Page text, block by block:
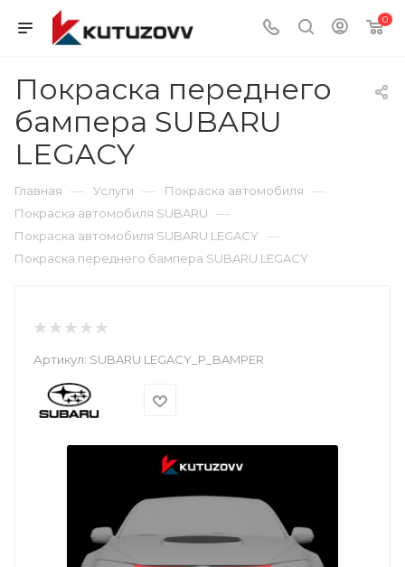
0
Покраска переднего
бампера SUBARU
LEGACY
Главная — Услуги — Покраска автомобиля —
Покраска автомобиля SUBARU —
Покраска автомобиля SUBARU LEGACY —
Покраска переднего бампера SUBARU LEGACY
Артикул: SUBARU LEGACY_P_BAMPER